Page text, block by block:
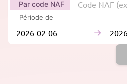
Par code NAF
Période de
→